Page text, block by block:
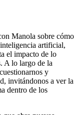
Manola sobre cómo
artificial,
el impacto de lo
A lo largo de la
y
invitándonos a ver la
dentro de los